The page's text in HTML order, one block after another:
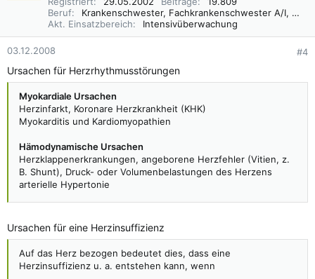
Beruf
Krankenschwester, Fachkrankenschwester A/I, Praxisbegleiter Basale Stimulation
Akt. Einsatzbereich
Intensivüberwachung
03.12.2008 #4
Ursachen für Herzrhythmusstörungen
Myokardiale Ursachen
Herzinfarkt, Koronare Herzkrankheit (KHK)
Myokarditis und Kardiomyopathien
Hämodynamische Ursachen
Herzklappenerkrankungen, angeborene Herzfehler (Vitien, z.
B. Shunt), Druck- oder Volumenbelastungen des Herzens
arterielle Hypertonie
Akzessorische (überzählige) Leitungsbahnen (etwa beim
Wolff-Parkinson-White-Syndrom (WPW-Syndrom), einer
Herzrhythmusstörung.
Hyperthyreose
Elektrolytstörungen (Kalium, Magnesium)
Ursachen für eine Herzinsuffizienz
Auf das Herz bezogen bedeutet dies, dass eine
Herzinsuffizienz u. a. entstehen kann, wenn